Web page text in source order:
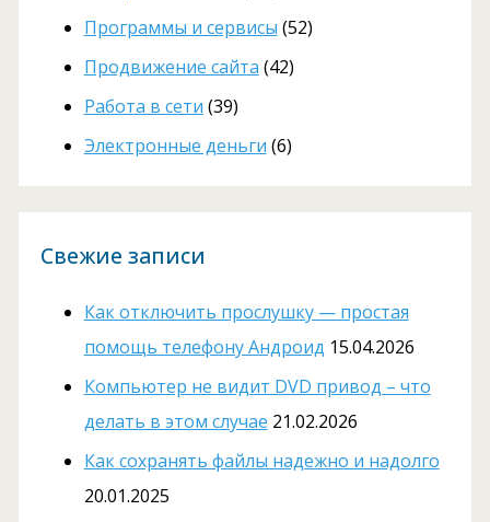
Программы и сервисы (52)
Продвижение сайта (42)
Работа в сети (39)
Электронные деньги (6)
Свежие записи
Как отключить прослушку — простая
помощь телефону Андроид 15.04.2026
Компьютер не видит DVD привод – что
делать в этом случае 21.02.2026
Как сохранять файлы надежно и надолго
20.01.2025